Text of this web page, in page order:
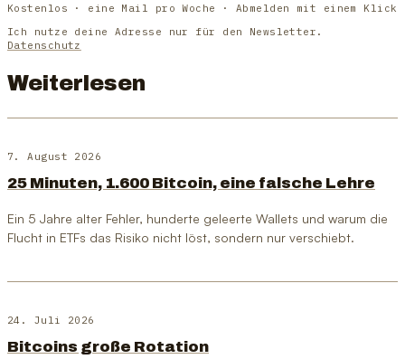
Kostenlos · eine Mail pro Woche · Abmelden mit einem Klick
Ich nutze deine Adresse nur für den Newsletter.
Datenschutz
Weiterlesen
7. August 2026
25 Minuten, 1.600 Bitcoin, eine falsche Lehre
Ein 5 Jahre alter Fehler, hunderte geleerte Wallets und warum die
Flucht in ETFs das Risiko nicht löst, sondern nur verschiebt.
24. Juli 2026
Bitcoins große Rotation